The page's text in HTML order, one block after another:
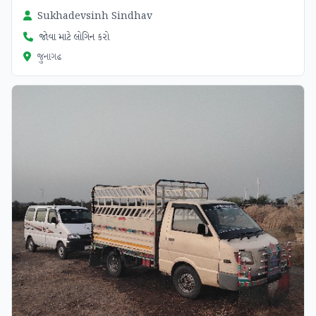
Sukhadevsinh Sindhav
જોવા માટે લોગિન કરો
જુનાગઢ